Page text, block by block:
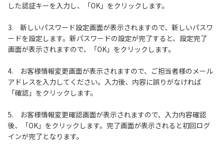
した認証キーを入力し、「OK」をクリックします。
3. 新しいパスワード設定画面が表示されますので、新しいパスワ
ードを設定します。新パスワードの設定が完了すると、設定完了
画面が表示されますので、「OK」をクリックします。
4. お客様情報変更画面が表示されますので、ご担当者様のメール
アドレスを入力してください。入力後、内容に誤りがなければ
「確認」をクリックします。
5. お客様情報変更確認画面が表示されますので、入力内容確認
後、「OK」をクリックします。完了画面が表示されると初回ログ
インが完了となります。